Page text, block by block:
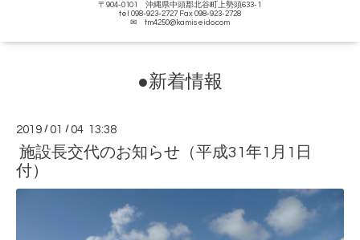
〒904-0101 沖縄県中頭郡北谷町上勢頭633-1
tel 098-923-2727 Fax 098-923-2728
✉ tm4250@kamiseido.com
●新着情報
2019 /01 /04 13:38
施設長交代のお知らせ（平成31年1月1日
付）